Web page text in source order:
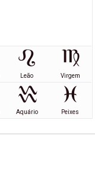
Leão Virgem
Aquário Peixes